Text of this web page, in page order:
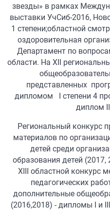
звезды» в рамках
выставки УчСиб-2016,
1 степени;областной
оздоровительная
Департамент по
области. На XII
представленных
дипломом I cтепени 4
диплом II
Региональный конкурс
материалов по
детей среди
образования детей
XIII областной конкурс
педагогических
дополнительные
(2016,2018) - дипломы I и